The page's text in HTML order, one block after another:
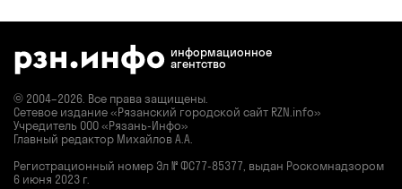
информационное
агентство
© 2004–2026. Все права защищены.
Сетевое издание «Рязанский городской сайт RZN.info»
Учредитель ООО «Рязань-Инфо»
Главный редактор Михайлов А.А.
Регистрационный номер Эл № ФС77-85377, выдан Роскомнадзором
6 июня 2023 г.